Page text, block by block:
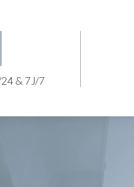
& 7J/7